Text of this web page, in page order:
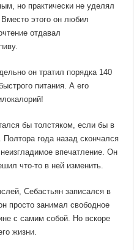
но практически не уделял
этого он любил
отдавал
он тратил порядка 140
питания. А его
бы толстяком, если бы в
года назад скончался
впечатление. Он
что-то в ней изменить.
Себастьян записался в
просто занимал свободное
с самим собой. Но вскоре
жизни.